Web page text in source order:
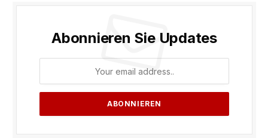
Abonnieren Sie Updates